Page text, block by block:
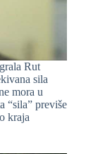
Rut
sila
mora u
“sila” previše
kraja